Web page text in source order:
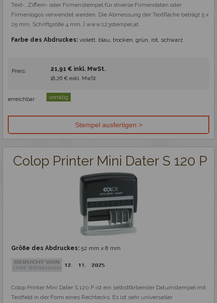
Fertigstempel
Zubehör
Gravieren
Text-, Ziffern- oder Firmenstempel für diverse Firmendaten oder
Firmenlogos verwendet werden. Die Abmessung der Textfläche beträgt 5 x
25 mm. Schriftgröße 4 mm. | www.123stempel.at
Farbe des Abdruckes: violett, blau, trocken, grün, rot, schwarz
Preis: 21,91 € inkl. MwSt.
18,26 € exkl. MwSt.
erreichbar: vorrätig
Colop Printer Mini Dater S 120 P
Größe des Abdruckes: 52 mm x 8 mm
Colop Printer Mini Dater S 120 P ist ein selbstfärbender Datumstempel mit
Textfeld in der Form eines Rechtecks. Es ist sehr universeller